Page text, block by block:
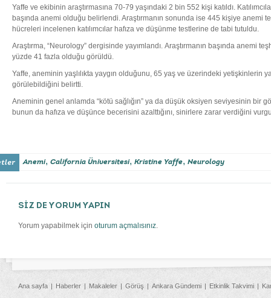
Yaffe ve ekibinin araştırmasına 70-79 yaşındaki 2 bin 552 kişi katıldı.
başında anemi olduğu belirlendi. Araştırmanın sonunda ise 445 kişiye anemi
hücreleri incelenen katılımcılar hafıza ve düşünme testlerine de tabi tutuldu.
Araştırma, “Neurology” dergisinde yayımlandı. Araştırmanın başında anemi
yüzde 41 fazla olduğu görüldü.
Yaffe, aneminin yaşlılıkta yaygın olduğunu, 65 yaş ve üzerindeki yetişkinlerin
görülebildiğini belirtti.
Aneminin genel anlamda “kötü sağlığın” ya da düşük oksiyen seviyesinin bir
bunun da hafıza ve düşünce becerisini azalttığını, sinirlere zarar verdiğini
Anemi, California Üniversitesi, Kristine Yaffe, Neurology
SİZ DE YORUM YAPIN
Yorum yapabilmek için oturum açmalısınız.
Ana sayfa Haberler Makaleler Görüş Ankara Gündemi Etkinlik Takvimi